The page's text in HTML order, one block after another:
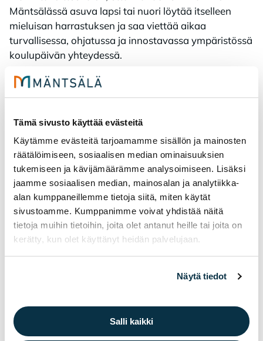
Tämä sivusto käyttää evästeitä
Käytämme evästeitä tarjoamamme sisällön ja mainosten
räätälöimiseen, sosiaalisen median ominaisuuksien
tukemiseen ja kävijämäärämme analysoimiseen. Lisäksi
jaamme sosiaalisen median, mainosalan ja analytiikka-
alan kumppaneillemme tietoja siitä, miten käytät
sivustoamme. Kumppanimme voivat yhdistää näitä
tietoja muihin tietoihin, joita olet antanut heille tai joita on
kerätty, kun olet käyttänyt heidän palvelujaan.
Näytä tiedot
Salli kaikki
Mäntsälässä asuva lapsi tai nuori löytää itselleen
mieluisan harrastuksen ja saa viettää aikaa
turvallisessa, ohjatussa ja innostavassa ympäristössä
koulupäivän yhteydessä. ​
Harrastajat ovat vakuutettuja
viipymättä tai viimeistään vuorokauden sisään
kouluyhteyshenkilöön tai hankkeen koordinaattoriin.
Yhteystiedot löytyvät Harrastamisen Mäntsälän
mallin sivuilta. Ohjaajan tulee kirjata mahdollisimman
tarkasti ylös tapahtumat, vahingot, aika, paikka ja
osalliset. ​
Kouluyhteyshenkilön tai ohjaajan tulee informoida
tapaturmasta lapsen tai nuoren huoltajia.​
tarvittaessa yleiseen hätänumeroon 112. ​
Toiminnan järjestäjiä ja ohjaajia sitoo
salassapitovelvollisuus, joten huomioithan
tietosuojakäytänteet kaikessa toiminnassa.